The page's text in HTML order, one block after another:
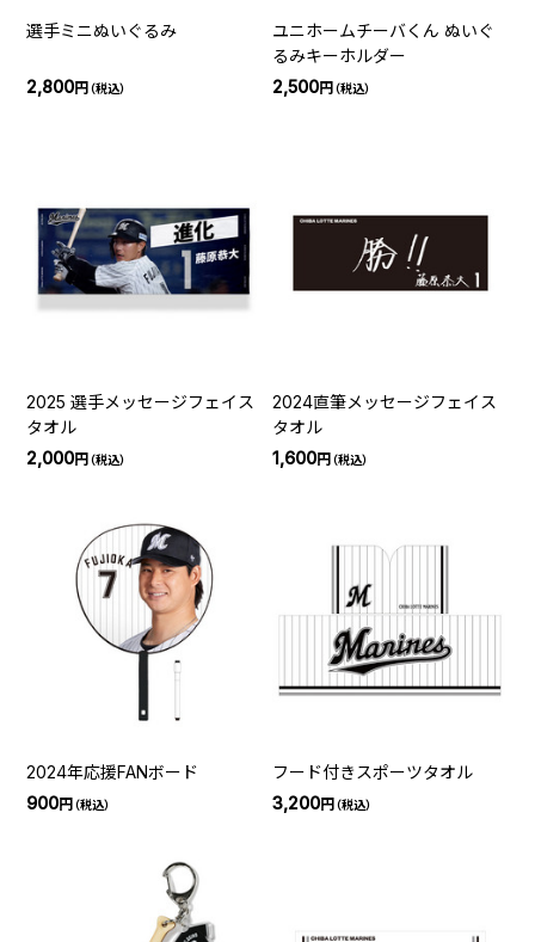
選手ミニぬいぐるみ
2,800円（税込）
ユニホームチーバくん ぬいぐ
るみキーホルダー
2,500円（税込）
2025 選手メッセージフェイス
タオル
2,000円（税込）
2024直筆メッセージフェイス
タオル
1,600円（税込）
2024年応援FANボード
900円（税込）
フード付きスポーツタオル
3,200円（税込）